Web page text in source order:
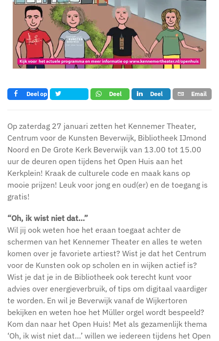
Deel op
Deel
Deel
Email
Op zaterdag 27 januari zetten het Kennemer Theater,
Centrum voor de Kunsten Beverwijk, Bibliotheek IJmond
Noord en De Grote Kerk Beverwijk van 13.00 tot 15.00
uur de deuren open tijdens het Open Huis aan het
Kerkplein! Kraak de culturele code en maak kans op
mooie prijzen! Leuk voor jong en oud(er) en de toegang is
gratis!
“Oh, ik wist niet dat…”
Wil jij ook weten hoe het eraan toegaat achter de
schermen van het Kennemer Theater en alles te weten
komen over je favoriete artiest? Wist je dat het Centrum
voor de Kunsten ook op scholen en in wijken actief is?
Wist je dat je in de Bibliotheek ook terecht kunt voor
advies over energieverbruik, of tips om digitaal vaardiger
te worden. En wil je Beverwijk vanaf de Wijkertoren
bekijken en weten hoe het Müller orgel wordt bespeeld?
Kom dan naar het Open Huis! Met als gezamenlijk thema
‘Oh, ik wist niet dat…’ willen we iedereen tijdens het Open